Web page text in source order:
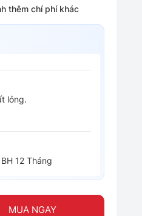
thêm chí phí khác
lỏng.
12 Tháng
MUA NGAY